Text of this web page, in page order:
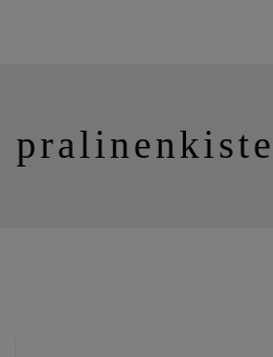
pralinenkiste